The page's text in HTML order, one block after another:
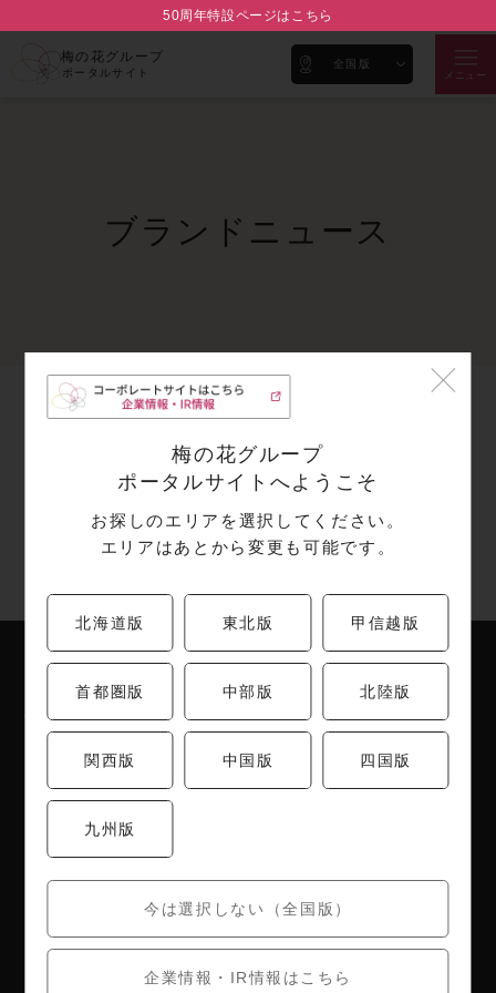
50周年特設ページはこちら
梅の花グループ
ポータルサイト
全国版
メニュー
梅の花グループ
ポータルサイトへようこそ
お探しのエリアを選択してください。
エリアはあとから変更も可能です。
北海道版 東北版 甲信越版
首都圏版 中部版 北陸版
関西版 中国版 四国版
九州版
今は選択しない（全国版）
企業情報・IR情報はこちら
ブランドニュース
梅の花ブランド
ブランド紹介
企業情報
代表メッセージ
会社概要
IR情報 お知らせ
採用情報